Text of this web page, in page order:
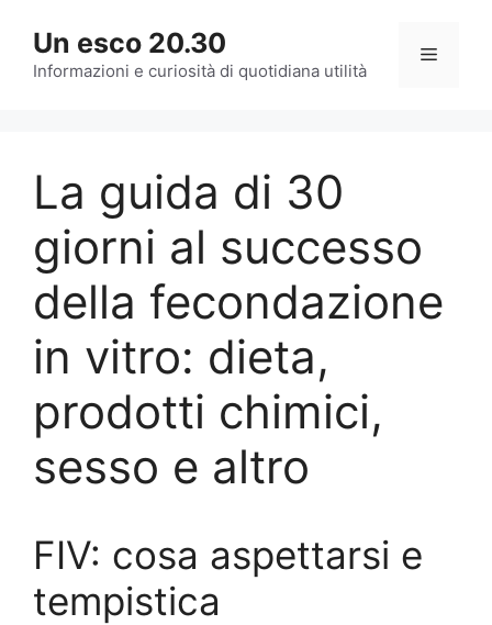
contenuto
Un esco 20.30
Informazioni e curiosità di quotidiana utilità
Menu
La guida di 30
giorni al successo
della fecondazione
in vitro: dieta,
prodotti chimici,
sesso e altro
FIV: cosa aspettarsi e
tempistica